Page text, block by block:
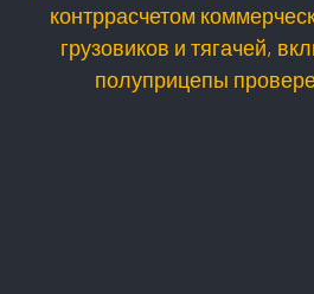
контррасчетом
грузовиков и тягачей,
полуприцепы